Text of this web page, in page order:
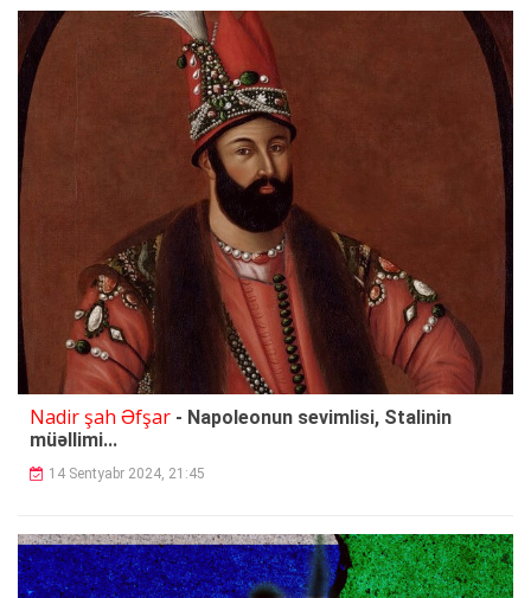
Nadir şah Əfşar - Napoleonun sevimlisi, Stalinin
müəllimi...
14 Sentyabr 2024, 21:45